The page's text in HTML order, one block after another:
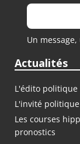
Un
Actualités
L'édito politique
L'invité politique
Les courses
pronostics